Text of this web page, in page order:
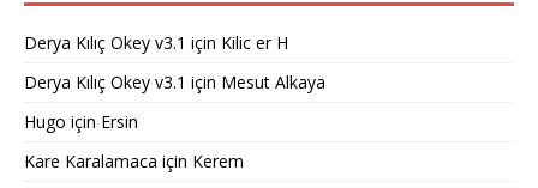
Derya Kılıç Okey v3.1 için Kilic er H
Derya Kılıç Okey v3.1 için Mesut Alkaya
Hugo için Ersin
Kare Karalamaca için Kerem